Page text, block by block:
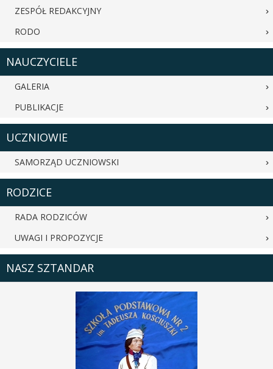
ZESPÓŁ REDAKCYJNY
RODO
NAUCZYCIELE
GALERIA
PUBLIKACJE
UCZNIOWIE
SAMORZĄD UCZNIOWSKI
RODZICE
RADA RODZICÓW
UWAGI I PROPOZYCJE
NASZ SZTANDAR